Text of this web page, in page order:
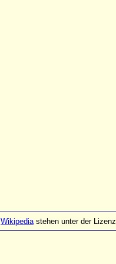
Wikipediastehen unter der Lizenz